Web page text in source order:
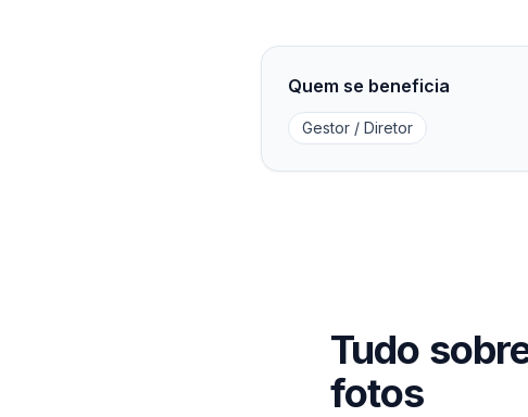
Quem se beneficia
Gestor / Diretor
Tudo
fotos